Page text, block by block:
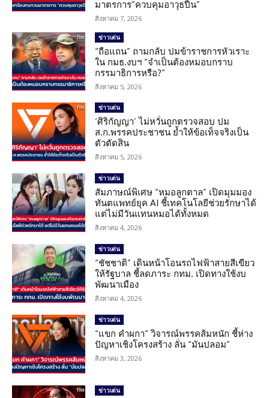
มาตรการ”ควบคุมอาวุธปืน”
สิงหาคม 7, 2026
ข่าวเด่น
“ถือแถน” ถามกลับ ปมข้าราชการหัวเราะ
ใน กมธ.งบฯ “จำเป็นต้องหมอบกราบ
กรรมาธิการหรือ?”
สิงหาคม 5, 2026
ข่าวเด่น
‘ศิริกัญญา’ ไม่หวั่นถูกตรวจสอบ ปม
ส.ก.พรรคประชาชน ย้ำให้ข้อเท็จจริงเป็น
ตัวตัดสิน
สิงหาคม 5, 2026
ข่าวเด่น
สัมภาษณ์พิเศษ “หมอลูกตาล” เปิดมุมมอง
ทันตแพทย์ยุค AI ชี้เทคโนโลยีช่วยรักษาได้
แต่ไม่มีวันแทนหมอได้ทั้งหมด
สิงหาคม 4, 2026
ข่าวเด่น
“ชัชชาติ” เดินหน้าโอนรถไฟฟ้าสายสีเขียว
ให้รัฐบาล ชี้ลดภาระ กทม. เปิดทางใช้งบ
พัฒนาเมือง
สิงหาคม 4, 2026
ข่าวเด่น
“แขก คำผกา” วิจารณ์พรรคส้มหนัก ชี้ห่าง
ปัญหาเชิงโครงสร้าง ลั่น “มันปลอม”
สิงหาคม 3, 2026
ข่าวเด่น